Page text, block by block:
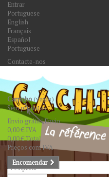
Entrar
Portuguese
English
Français
Español
Portuguese
Contacte-nos
Carrinho(vazio)
Sem produtos
Envio grátis!Envio
0,00 € IVA
0,00 €Total
Preços com IVA
Encomendar